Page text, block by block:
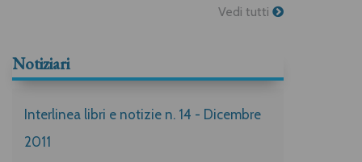
Vedi tutti
Notiziari
Interlinea libri e notizie n. 14 - Dicembre
2011